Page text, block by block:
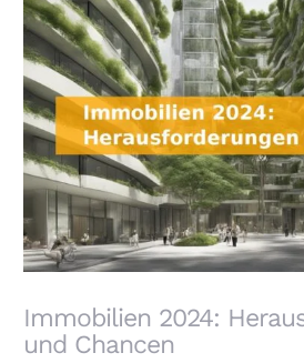
Immobilien 2024:
Chancen
Immobilien 2024:
und Chancen